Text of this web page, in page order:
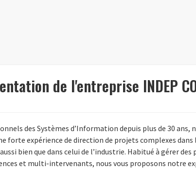
de l'entreprise INDEP
des Systèmes d’Information depuis plus de 30 ans,
forte expérience de direction de projets complexes dans
bien que dans celui de l’industrie. Habitué à gérer
et multi-intervenants, nous vous proposons notre